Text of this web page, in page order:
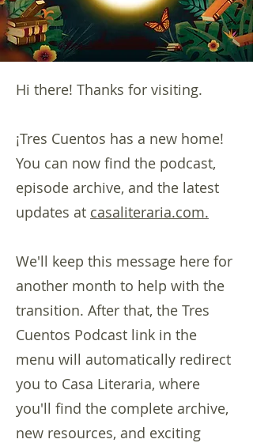
Hi there! Thanks for visiting.
¡Tres Cuentos has a new home!
You can now find the podcast,
episode archive, and the latest
updates at casaliteraria.com.
We'll keep this message here for
another month to help with the
transition. After that, the Tres
Cuentos Podcast link in the
menu will automatically redirect
you to Casa Literaria, where
you'll find the complete archive,
new resources, and exciting